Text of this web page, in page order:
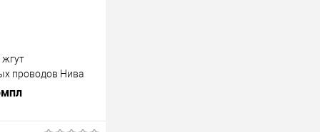
проводов Нива